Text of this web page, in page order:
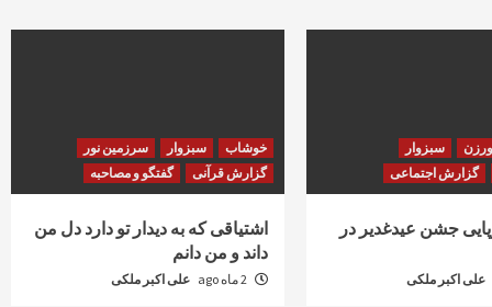
سبزوار
گزارش اجتماعی
جشن عیدغدیر در
علی اکبر ملکی
خوشاب سبزوار
سرزمین نور
گزارش قرآنی
گفتگو و مصاحبه
اشتیاقی که به دیدار تو دارد دل من
داند و من دانم
2 ماه ago علی اکبر ملکی